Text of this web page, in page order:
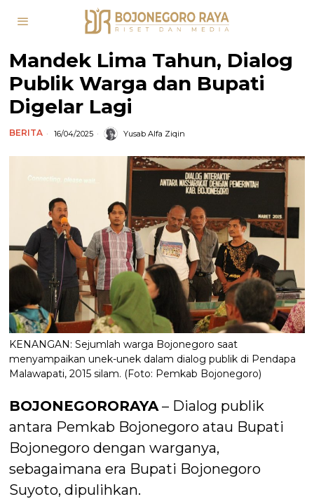
Mandek Lima Tahun, Dialog
Publik Warga dan Bupati
Digelar Lagi
BERITA 16/04/2025 Yusab Alfa Ziqin
KENANGAN: Sejumlah warga Bojonegoro saat
menyampaikan unek-unek dalam dialog publik di Pendapa
Malawapati, 2015 silam. (Foto: Pemkab Bojonegoro)
BOJONEGORORAYA – Dialog publik
antara Pemkab Bojonegoro atau Bupati
Bojonegoro dengan warganya,
sebagaimana era Bupati Bojonegoro
Suyoto, dipulihkan.